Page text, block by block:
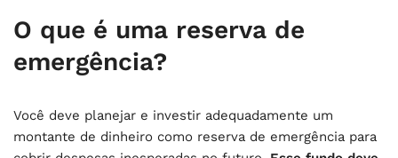
O que é uma reserva de
emergência?
Você deve planejar e investir adequadamente um
montante de dinheiro como reserva de emergência para